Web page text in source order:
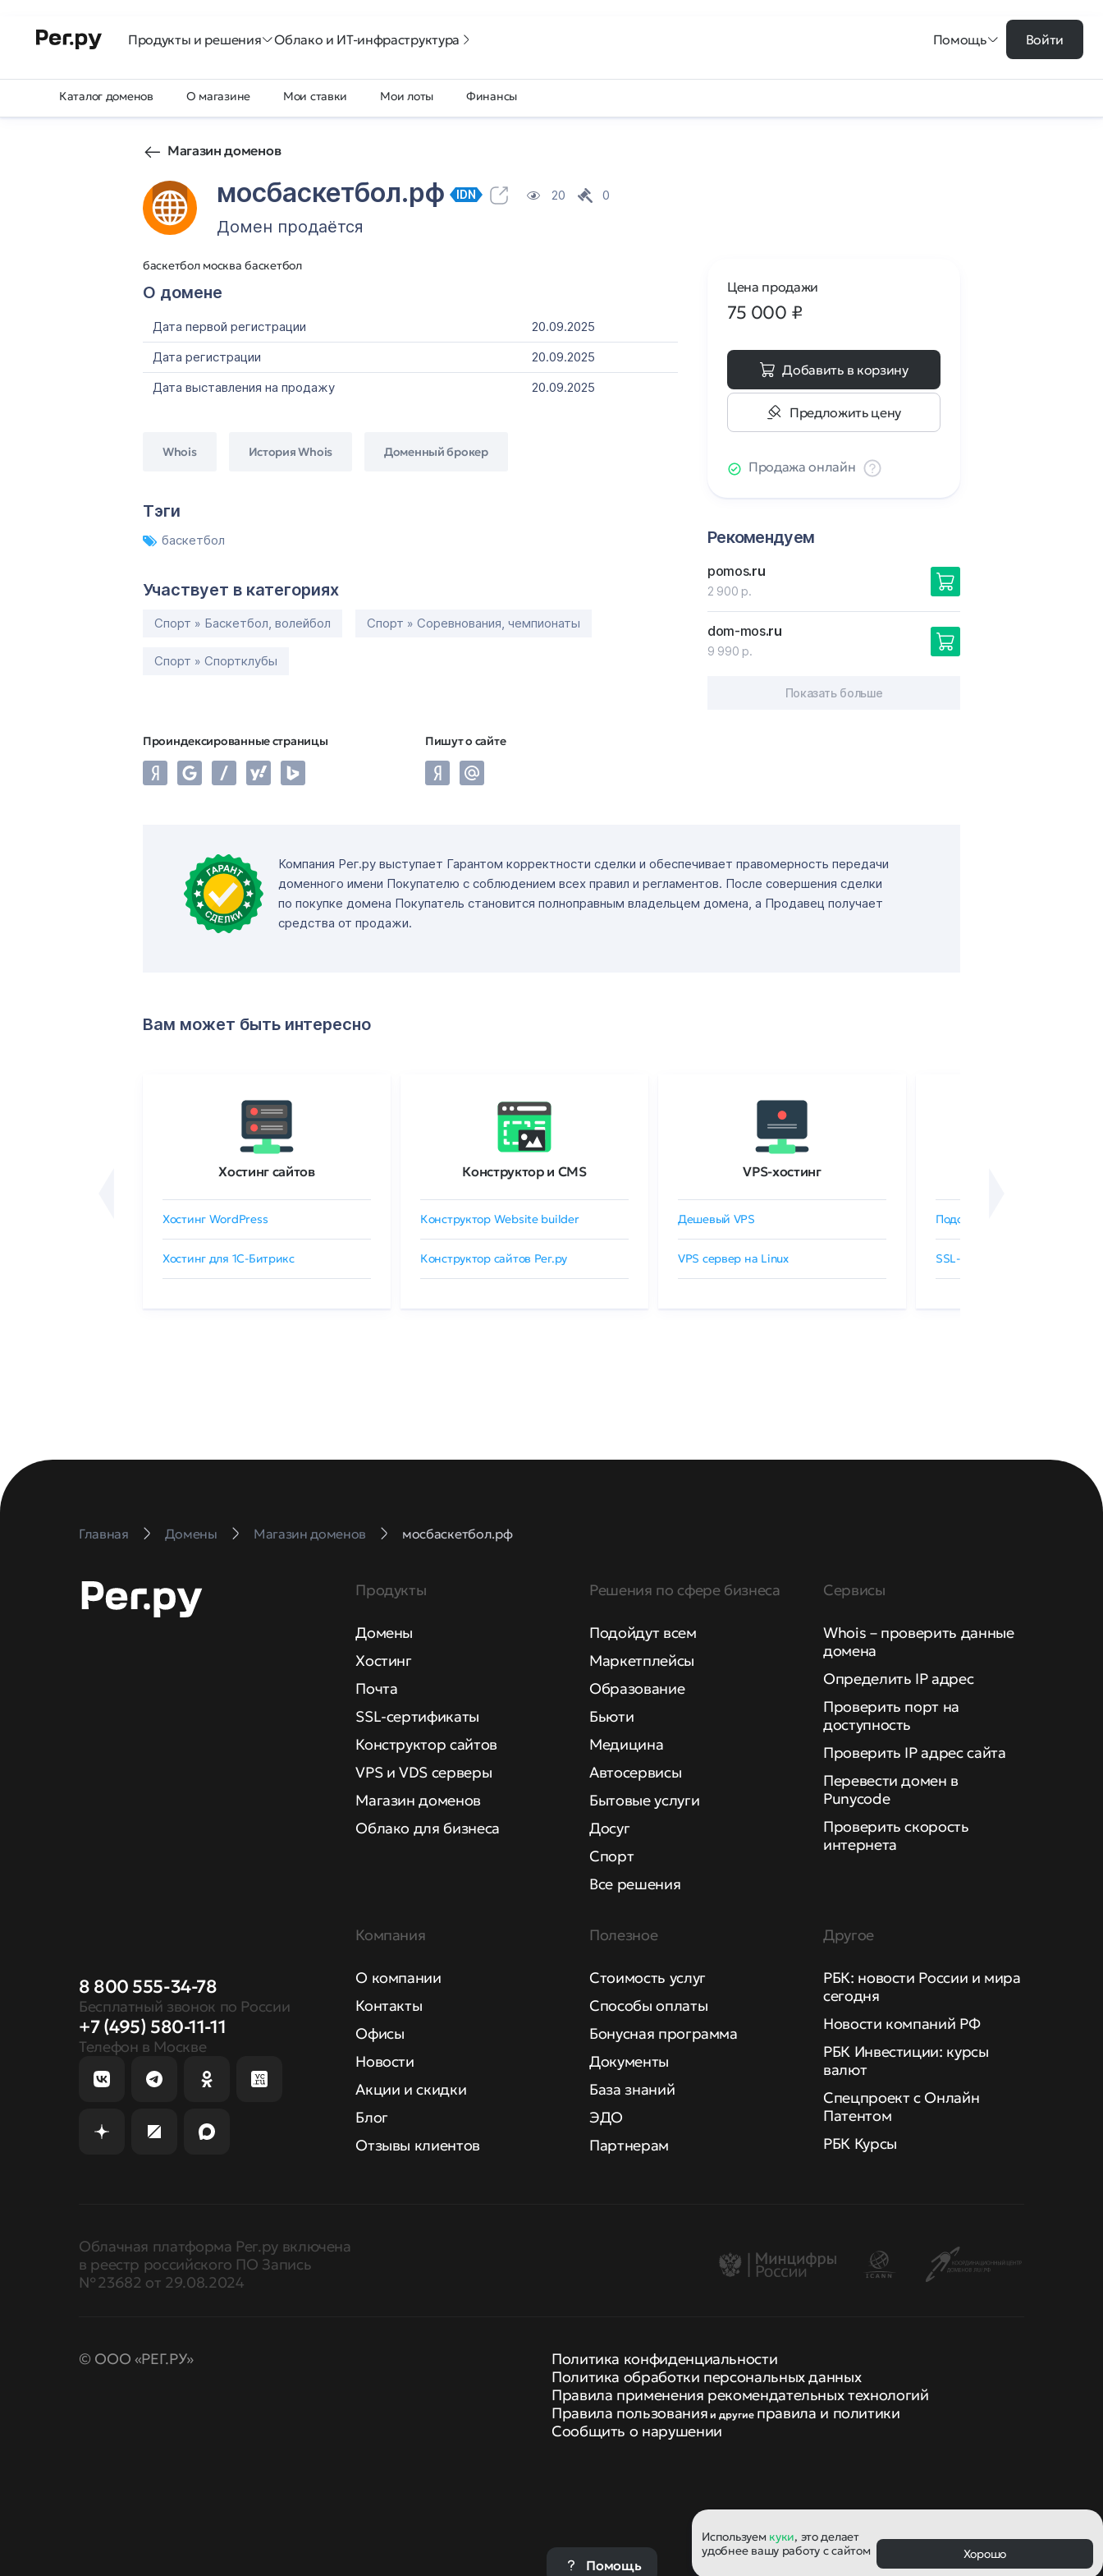
Продукты и решения Облако и ИТ-инфраструктура Помощь Войти
Каталог доменов О магазине Мои ставки Мои лоты Финансы
Магазин доменов
мосбаскетбол.рф IDN 20 0
Домен продаётся
баскетбол москва баскетбол
О домене
Дата первой регистрации
20.09.2025
Дата регистрации
20.09.2025
Дата выставления на продажу
20.09.2025
Whois История Whois Доменный брокер
Тэги
баскетбол
Участвует в категориях
Спорт » Баскетбол, волейбол Спорт » Соревнования, чемпионаты
Спорт » Спортклубы
Проиндексированные страницы Пишут о сайте
Цена продажи
75 000 ₽
Добавить в корзину
Предложить цену
Продажа онлайн
Рекомендуем
pomos.ru
2 900 р.
dom-mos.ru
9 990 р.
Показать больше
Компания Рег.ру выступает Гарантом корректности сделки и обеспечивает правомерность передачи
доменного имени Покупателю с соблюдением всех правил и регламентов. После совершения сделки
по покупке домена Покупатель становится полноправным владельцем домена, а Продавец получает
средства от продажи.
Вам может быть интересно
Хостинг сайтов
Хостинг WordPress
Хостинг для 1C-Битрикс
Конструктор и CMS
Конструктор Website builder
Конструктор сайтов Рег.ру
VPS-хостинг
Дешевый VPS
VPS сервер на Linux
Подобрать SSL-сертификат
SSL-сертификаты GlobalSign
Главная Домены Магазин доменов мосбаскетбол.рф
8 800 555-34-78
Бесплатный звонок по России
+7 (495) 580-11-11
Телефон в Москве
Продукты
Домены
Хостинг
Почта
SSL-сертификаты
Конструктор сайтов
VPS и VDS серверы
Магазин доменов
Облако для бизнеса
Решения по сфере бизнеса
Подойдут всем
Маркетплейсы
Образование
Бьюти
Медицина
Автосервисы
Бытовые услуги
Досуг
Спорт
Все решения
Сервисы
Whois – проверить данные
домена
Определить IP адрес
Проверить порт на
доступность
Проверить IP адрес сайта
Перевести домен в
Punycode
Проверить скорость
интернета
Компания
О компании
Контакты
Офисы
Новости
Акции и скидки
Блог
Отзывы клиентов
Полезное
Стоимость услуг
Способы оплаты
Бонусная программа
Документы
База знаний
ЭДО
Партнерам
Другое
РБК: новости России и мира
сегодня
Новости компаний РФ
РБК Инвестиции: курсы
валют
Спецпроект с Онлайн
Патентом
РБК Курсы
Облачная платформа Рег.ру включена
в реестр российского ПО Запись
№ 23682 от 29.08.2024
© ООО «РЕГ.РУ»
Политика конфиденциальности
Политика обработки персональных данных
Правила применения рекомендательных технологий
Правила пользования и другие правила и политики
Сообщить о нарушении
Используем куки, это делает
удобнее вашу работу с сайтом
Хорошо
Помощь